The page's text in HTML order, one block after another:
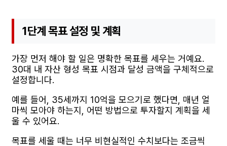
1단계 목표 설정 및 계획
가장 먼저 해야 할 일은 명확한 목표를 세우는 거예요.
30대 내 자산 형성 목표 시점과 달성 금액을 구체적으로
설정합니다.
예를 들어, 35세까지 10억을 모으기로 했다면, 매년 얼
마씩 모아야 하는지, 어떤 방법으로 투자할지 계획을 세
울 수 있어요.
목표를 세울 때는 너무 비현실적인 수치보다는 조금씩